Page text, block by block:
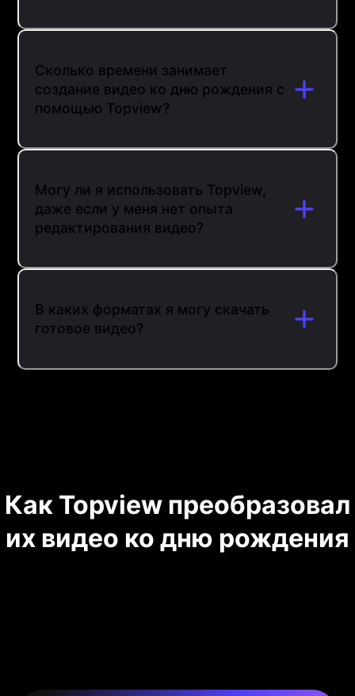
Сколько времени занимает
создание видео ко дню рождения с
помощью Topview?
Могу ли я использовать Topview,
даже если у меня нет опыта
редактирования видео?
В каких форматах я могу скачать
готовое видео?
Как Topview преобразовал
их видео ко дню рождения